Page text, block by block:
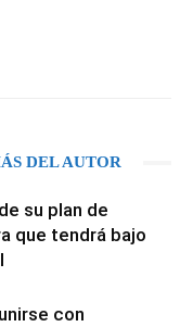
DEL AUTOR
su plan de
que tendrá bajo
con